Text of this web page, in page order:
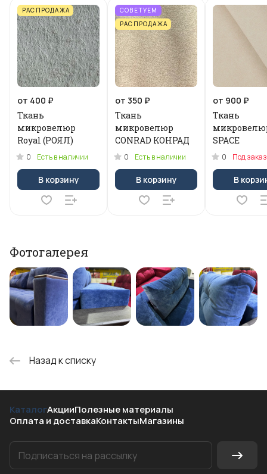
РАСПРОДАЖА
от 400 ₽
Ткань
микровелюр
Royal (РОЯЛ)
0 Есть в наличии
В корзину
СОВЕТУЕМ
РАСПРОДАЖА
от 350 ₽
Ткань
микровелюр
CONRAD КОНРАД
0 Есть в наличии
В корзину
от 900 ₽
Ткань
SPACE
0 Под заказ
В
Фотогалерея
Назад к списку
КаталогАкцииПолезные материалы
Оплата и доставкаКонтактыМагазины